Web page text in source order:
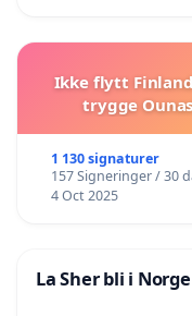
Ikke flytt
trygge
1 130 signaturer
157 Signeringer / 30
4 Oct 2025
La Sher bli i